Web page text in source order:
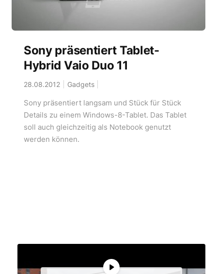
Sony präsentiert Tablet-
Hybrid Vaio Duo 11
28.08.2012 Gadgets
Sony präsentiert langsam und Stück für Stück
Details zu einem Windows-8-Tablet. Das Tablet
soll auch gleichzeitig als Notebook genutzt
werden können.